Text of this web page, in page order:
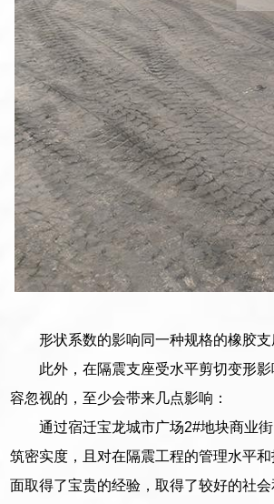
形状系数的影响同一种规格的橡胶
此外，在隔震支座受水平剪切变形
容忽视的，至少会带来几点影响：
通过宿迁宝龙城市广场2#地块商业
筑密实度，且对在隔震工程的管理水平
面取得了宝贵的经验，取得了较好的社会